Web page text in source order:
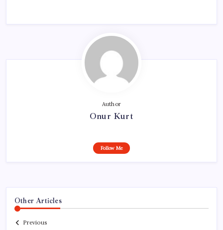
Author
Onur Kurt
Follow Me
Other Articles
Previous